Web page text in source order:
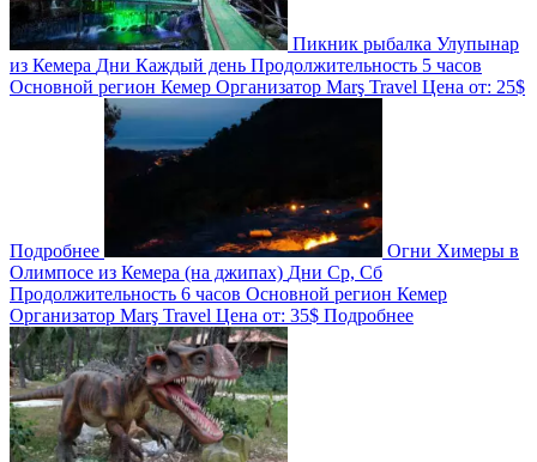
Пикник рыбалка Улупынар
из Кемера Дни Каждый день Продолжительность 5 часов
Основной регион Кемер Организатор Marş Travel Цена от: 25$
Подробнее
Огни Химеры в
Олимпосе из Кемера (на джипах) Дни Ср, Сб
Продолжительность 6 часов Основной регион Кемер
Организатор Marş Travel Цена от: 35$ Подробнее